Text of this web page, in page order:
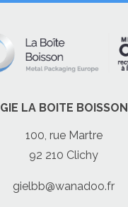
GIE LA BOITE BOISSON
100, rue Martre
92 210 Clichy
gielbb@wanadoo.fr